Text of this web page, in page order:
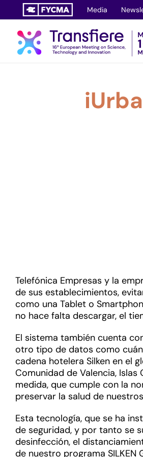
Saltar
al
contenido
Media
Telefónica Empresas y la
de sus establecimientos,
como una Tablet o
no hace falta descargar, el
El sistema también cuenta
otro tipo de datos como
cadena hotelera Silken en el
Comunidad de Valencia, Islas
medida, que cumple con la
preservar la salud de
Esta tecnología, que se ha
de seguridad, y por tanto se
desinfección, el
de nuestro programa SILKEN